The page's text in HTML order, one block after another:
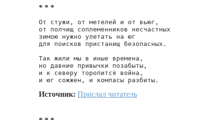
* * *
От стужи, от метелей и от вьюг,
от полчищ соплеменников несчастных
зимою нужно улетать на юг
для поисков пристанищ безопасных.
Так жили мы в иные времена,
но давние привычки позабыты,
и к северу торопится война,
и юг сожжен, и компасы разбиты.
Источник: Прислал читатель